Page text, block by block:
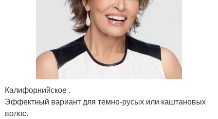
Калифорнийское .
Эффектный вариант для темно-русых или каштановых
волос.